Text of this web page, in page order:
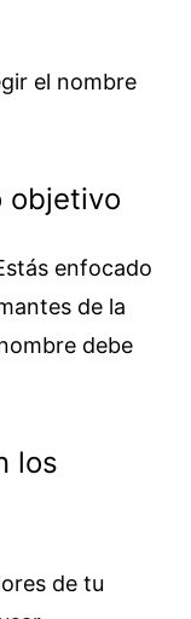
el nombre
objetivo
enfocado
de la
debe
los
de tu